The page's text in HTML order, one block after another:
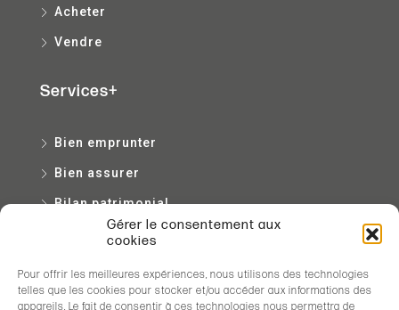
Gérer le consentement aux
cookies
Pour offrir les meilleures expériences, nous utilisons des technologies
telles que les cookies pour stocker et/ou accéder aux informations des
appareils. Le fait de consentir à ces technologies nous permettra de
Acheter
Vendre
Services+
Bien emprunter
Bien assurer
Bilan patrimonial
Bien entretenir
Contact